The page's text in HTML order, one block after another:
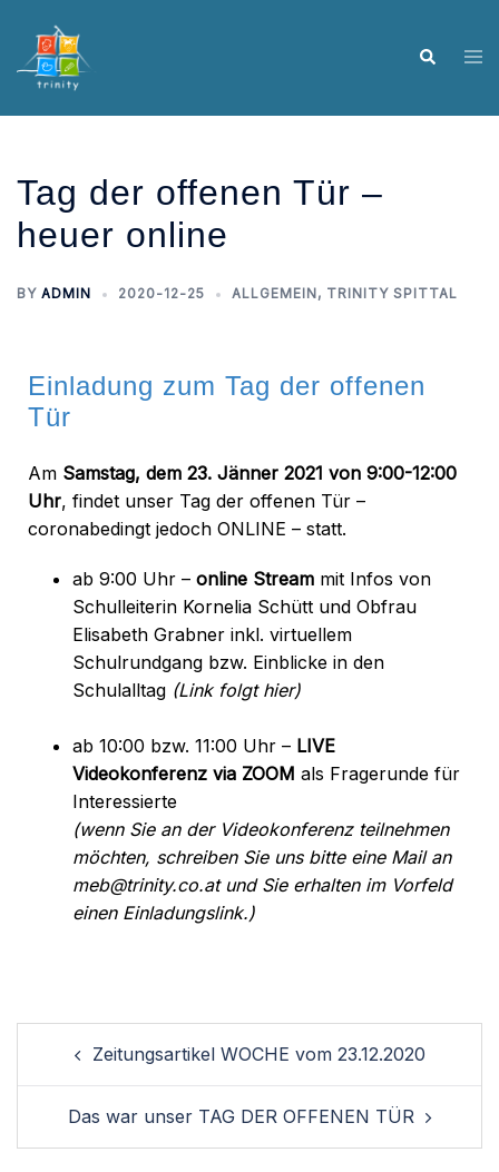
Tag der offenen Tür –
heuer online
BY ADMIN 2020-12-25 ALLGEMEIN, TRINITY SPITTAL
Einladung zum Tag der offenen
Tür
Am Samstag, dem 23. Jänner 2021 von 9:00-12:00
Uhr, findet unser Tag der offenen Tür –
coronabedingt jedoch ONLINE – statt.
ab 9:00 Uhr – online Stream mit Infos von
Schulleiterin Kornelia Schütt und Obfrau
Elisabeth Grabner inkl. virtuellem
Schulrundgang bzw. Einblicke in den
Schulalltag (Link folgt hier)
ab 10:00 bzw. 11:00 Uhr – LIVE
Videokonferenz via ZOOM als Fragerunde für
Interessierte
(wenn Sie an der Videokonferenz teilnehmen
möchten, schreiben Sie uns bitte eine Mail an
meb@trinity.co.atund Sie erhalten im Vorfeld
einen Einladungslink.)
Zeitungsartikel WOCHE vom 23.12.2020
Das war unser TAG DER OFFENEN TÜR